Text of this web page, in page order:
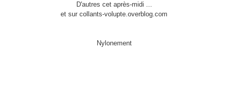
D'autres cet après-midi ...
et sur collants-volupte.overblog.com
Nylonement